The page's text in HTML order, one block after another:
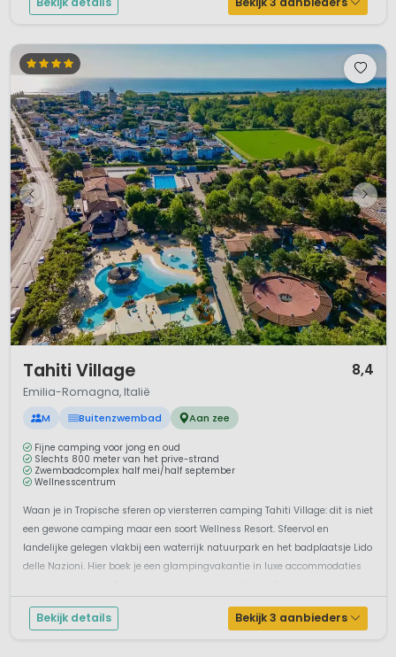
Tahiti Village 8,4
Emilia-Romagna, Italië
M Buitenzwembad Aan zee
Fijne camping voor jong en oud
Slechts 800 meter van het prive-strand
Zwembadcomplex half mei/half september
Wellnesscentrum
Waan je in Tropische sferen op viersterren camping Tahiti Village: dit is niet
een gewone camping maar een soort Wellness Resort. Sfeervol en
landelijke gelegen vlakbij een waterrijk natuurpark en het badplaatsje Lido
delle Nazioni. Hier boek je een glampingvakantie in luxe accommodaties
Bekijk details Bekijk 3 aanbieders